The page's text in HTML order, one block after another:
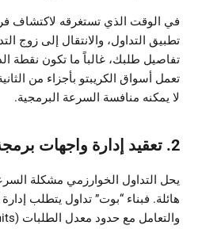
في الوقت الذي تستغرقه لاكتشاف
تطبيق التداول، والانتقال إلى زوج
تفاصيل طلبك، غالباً ما تكون نقطة
تعمل أسواق الكريبتو بأجزاء من
لا يمكنه منافسة السرعة البرمجية.
2. تعقيد إدارة واجهات برمجة التطبيقات
يحل التداول الخوارزمي مشكلة